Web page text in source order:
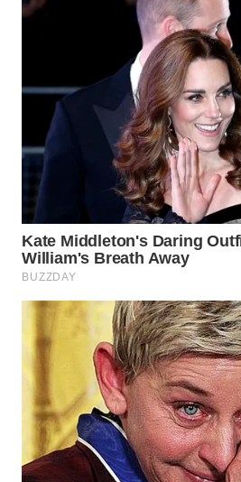
DEPOK
TAPANULI
WN
SAMOSIR
PADANG
SUMEDANG
WN
CIANJUR